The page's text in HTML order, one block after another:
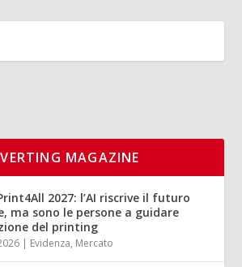
MAGAZINE
2027: l’AI riscrive il futuro
ma sono le persone a guidare
del printing
| Evidenza, Mercato